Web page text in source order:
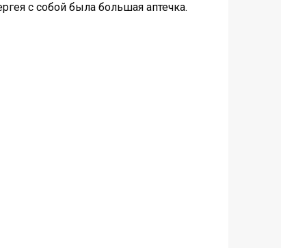
с собой была большая аптечка.